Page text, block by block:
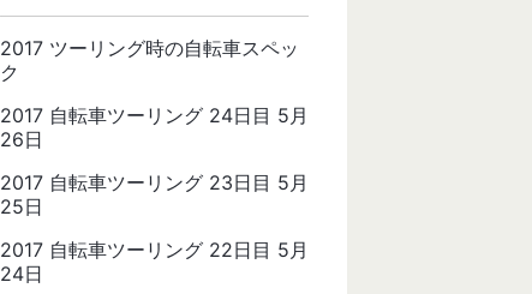
2017 ツーリング時の自転車スペッ
ク
2017 自転車ツーリング 24日目 5月
26日
2017 自転車ツーリング 23日目 5月
25日
2017 自転車ツーリング 22日目 5月
24日